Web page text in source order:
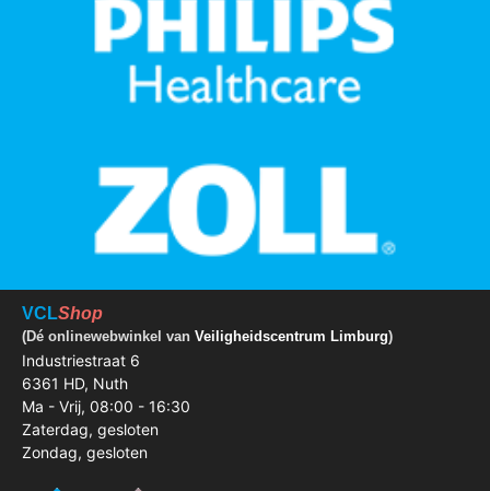
VCLShop
(Dé onlinewebwinkel van Veiligheidscentrum Limburg)
Industriestraat 6
6361 HD, Nuth
Ma - Vrij, 08:00 - 16:30
Zaterdag, gesloten
Zondag, gesloten